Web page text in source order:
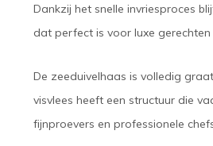
Dankzij het snelle invriesproces
dat perfect is voor luxe gerechten
De zeeduivelhaas is volledig
visvlees heeft een structuur die
fijnproevers en professionele